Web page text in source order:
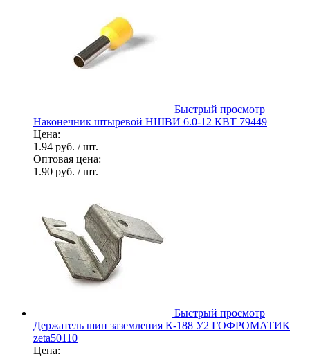
Быстрый просмотр
Наконечник штыревой НШВИ 6.0-12 КВТ 79449
Цена:
1.94 руб. / шт.
Оптовая цена:
1.90 руб. / шт.
Быстрый просмотр
Держатель шин заземления К-188 У2 ГОФРОМАТИК
zeta50110
Цена: